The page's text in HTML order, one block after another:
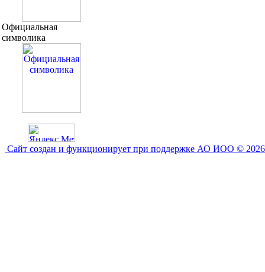
Официальная
символика
Сайт создан и функционирует при поддержке АО ИОО © 2026